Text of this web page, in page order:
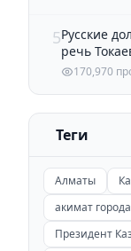
5Русские
речь
170,970
Теги
Алматы
акимат
Президент